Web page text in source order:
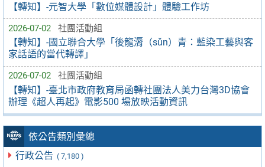
【轉知】-元智大學「數位媒體設計」體驗工作坊
2026-07-02 社團活動組
【轉知】-國立聯合大學「後龍漘（sǔn）青：藍染工藝與客
家話語的當代轉譯」
2026-07-02 社團活動組
【轉知】-臺北市政府教育局函轉社團法人美力台灣3D協會
辦理《超人再起》電影500 場放映活動資訊
依公告類別彙總
行政公告 ( 7,180 )